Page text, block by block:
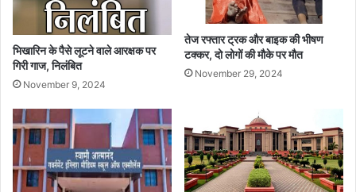
भिखारिन के पैसे लूटने वाले आरक्षक पर
गिरी गाज, निलंबित
November 9, 2024
तेज रफ्तार ट्रक और बाइक की भीषण
टक्कर, दो लोगों की मौके पर मौत
November 29, 2024